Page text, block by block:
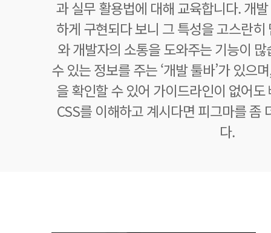
과 실무 활용법에 대해 교육합니다. 개
하게 구현되다 보니 그 특성을 고스란
와 개발자의 소통을 도와주는 기능이
수 있는 정보를 주는 ‘개발 툴바’가 있으
을 확인할 수 있어 가이드라인이 없어
CSS를 이해하고 계시다면 피그마를 좀
다.